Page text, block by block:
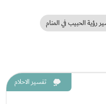
رؤية الحبيب في المنام
تفسير الاحلام